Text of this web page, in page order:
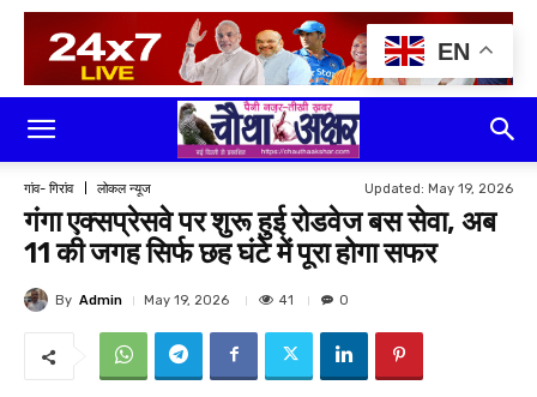
गांव- गिरांव लोकल न्यूज Updated: May 19, 2026
गंगा एक्सप्रेसवे पर शुरू हुई रोडवेज बस सेवा, अब
11 की जगह सिर्फ छह घंटे में पूरा होगा सफर
By Admin May 19, 2026 41 0
EN